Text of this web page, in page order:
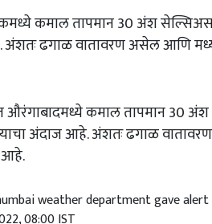
कमाल तापमान 30 अंश
ढगाळ वातावरण असेल आणि
कमाल तापमान 30
अंदाज आहे. अंशतः ढगाळ
weather department gave alert
08:00 IST